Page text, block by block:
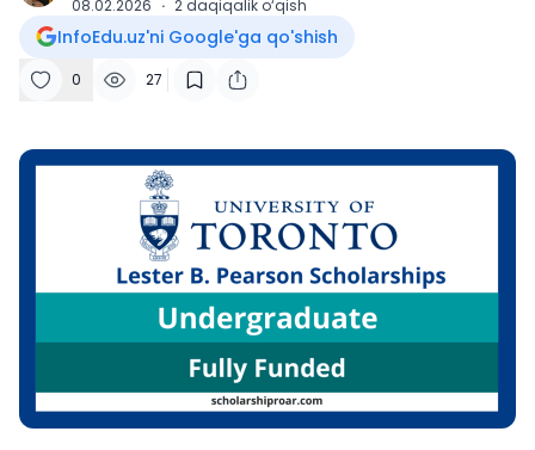
08.02.2026 · 2 daqiqalik o‘qish
InfoEdu.uz'ni Google'ga qo'shish
0 27